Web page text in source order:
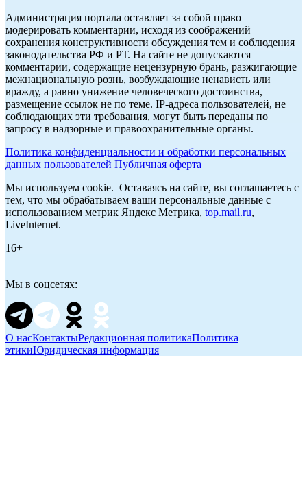
Администрация портала оставляет за собой право
модерировать комментарии, исходя из соображений
сохранения конструктивности обсуждения тем и соблюдения
законодательства РФ и РТ. На сайте не допускаются
комментарии, содержащие нецензурную брань, разжигающие
межнациональную рознь, возбуждающие ненависть или
вражду, а равно унижение человеческого достоинства,
размещение ссылок не по теме. IP-адреса пользователей, не
соблюдающих эти требования, могут быть переданы по
запросу в надзорные и правоохранительные органы.
Политика конфиденциальности и обработки персональных
данных пользователей Публичная оферта
Мы используем cookie. Оставаясь на сайте, вы соглашаетесь с
тем, что мы обрабатываем ваши персональные данные с
использованием метрик Яндекс Метрика, top.mail.ru,
LiveInternet.
16+
Мы в соцсетях:
О насКонтактыРедакционная политикаПолитика
этикиЮридическая информация